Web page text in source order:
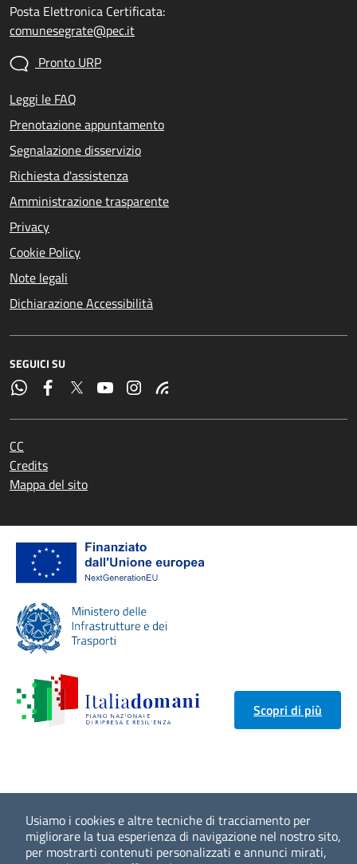
Usiamo i cookies e altre tecniche di tracciamento per
migliorare la tua esperienza di navigazione nel nostro sito,
per mostrarti contenuti personalizzati e annunci mirati,
Posta Elettronica Certificata:
comunesegrate@pec.it
Pronto URP
Leggi le FAQ
Prenotazione appuntamento
Segnalazione disservizio
Richiesta d'assistenza
Amministrazione trasparente
Privacy
Cookie Policy
Note legali
Dichiarazione Accessibilità
SEGUICI SU
CC
Credits
Mappa del sito
Scopri di più